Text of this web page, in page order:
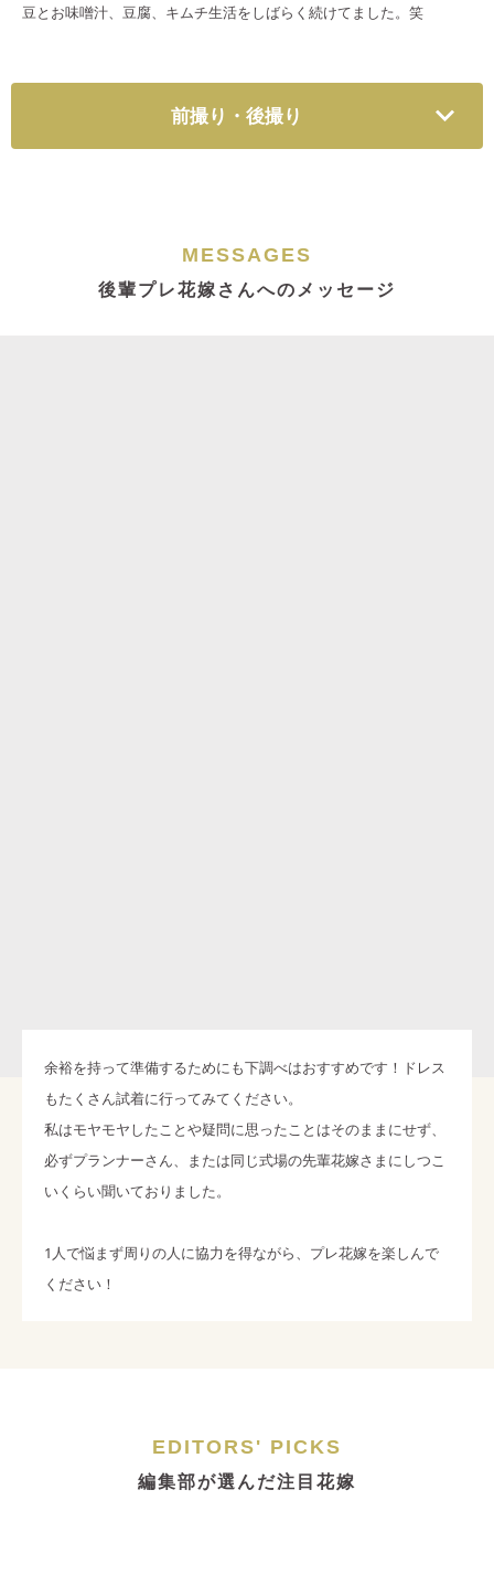
豆とお味噌汁、豆腐、キムチ生活をしばらく続けてました。笑
前撮り・後撮り
MESSAGES
後輩プレ花嫁さんへのメッセージ
余裕を持って準備するためにも下調べはおすすめです！ドレス
もたくさん試着に行ってみてください。
私はモヤモヤしたことや疑問に思ったことはそのままにせず、
必ずプランナーさん、または同じ式場の先輩花嫁さまにしつこ
いくらい聞いておりました。
1人で悩まず周りの人に協力を得ながら、プレ花嫁を楽しんで
ください！
EDITORS' PICKS
編集部が選んだ注目花嫁